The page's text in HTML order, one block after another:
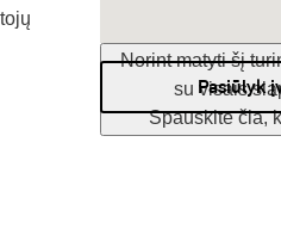
Norint matyti šį
su visais
Spauskite čia,
Pasiūlyk